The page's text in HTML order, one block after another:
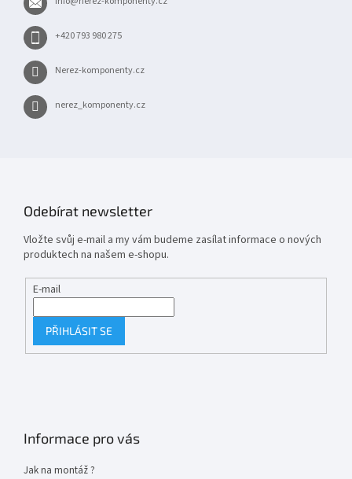
+420 793 980 275
Nerez-komponenty.cz
nerez_komponenty.cz
Odebírat newsletter
Vložte svůj e-mail a my vám budeme zasílat informace o nových
produktech na našem e-shopu.
E-mail
PŘIHLÁSIT SE
Informace pro vás
Jak na montáž ?